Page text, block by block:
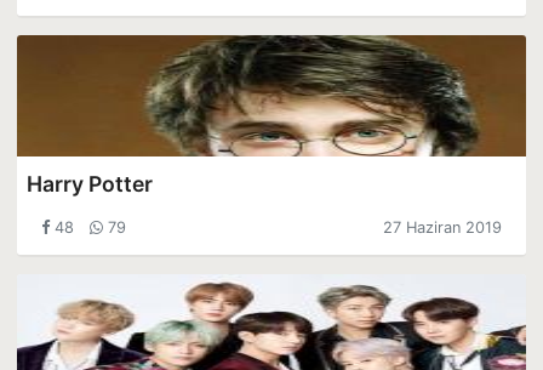
Harry Potter
48 79 27 Haziran 2019